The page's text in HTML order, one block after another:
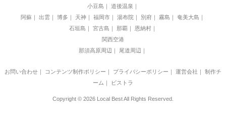
小豆島
道後温泉
阿蘇
出雲 博多 天神 福岡市 湯布院 別府 霧島
奄美大島
石垣島
宮古島 那覇
恩納村
関西空港
那須高原周辺
尾道周辺
お問い合わせ｜ コンテンツ制作ポリシー ｜ プライバシーポリシー ｜ 運営会社 ｜ 制作チ
ーム ｜ ビストラ
Copyright © 2026 Local Best All Rights Reserved.